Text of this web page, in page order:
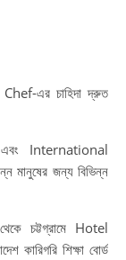
এর চাহিদা দ্রুত
International
জন্য বিভিন্ন
চট্টগ্রামে Hotel
শিক্ষা বোর্ড